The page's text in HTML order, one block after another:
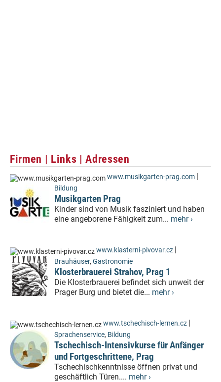
Firmen | Links | Adressen
www.musikgarten-prag.com |
Bildung
Musikgarten Prag
Kinder sind von Musik fasziniert und haben
eine angeborene Fähigkeit zum... mehr ›
www.klasterni-pivovar.cz |
Brauhäuser, Gastronomie
Klosterbrauerei Strahov, Prag 1
Die Klosterbrauerei befindet sich unweit der
Prager Burg und bietet die... mehr ›
www.tschechisch-lernen.cz |
Sprachenservice, Bildung
Tschechisch-Intensivkurse für Anfänger
und Fortgeschrittene, Prag
Tschechischkenntnisse öffnen privat und
geschäftlich Türen.... mehr ›